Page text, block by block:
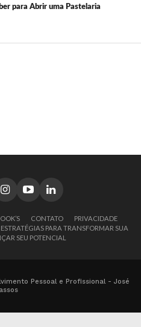
para Abrir uma Pastelaria
CONTATO
PRIVACIDADE
PARA TRANSFORMAR SUA
SEU POTENCIAL
Pessoal e Profissional - José